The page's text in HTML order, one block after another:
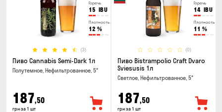
Горечь
15 IBU
Плотность
12 %
(3)
Пиво Cannabis Semi-Dark 1л
Полутемное, Нефильтрованное, 5°
187,50
грн за 1 шт
Горечь
14 IBU
Плотность
11 %
(0)
Пиво Bistrampolio Craft Dvaro
Sviesusis 1л
Светлое, Нефильтрованное, 5°
187,50
грн за 1 шт